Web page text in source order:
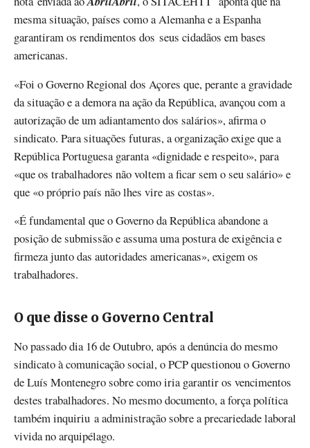
mesma situação, países como a Alemanha e a Espanha
garantiram os rendimentos dos seus cidadãos em bases
americanas.
«Foi o Governo Regional dos Açores que, perante a gravidade
da situação e a demora na ação da República, avançou com a
autorização de um adiantamento dos salários», afirma o
sindicato. Para situações futuras, a organização exige que a
República Portuguesa garanta «dignidade e respeito», para
«que os trabalhadores não voltem a ficar sem o seu salário» e
que «o próprio país não lhes vire as costas».
«É fundamental que o Governo da República abandone a
posição de submissão e assuma uma postura de exigência e
firmeza junto das autoridades americanas», exigem os
trabalhadores.
O que disse o Governo Central
No passado dia 16 de Outubro, após a denúncia do mesmo
sindicato à comunicação social, o PCP questionou o Governo
de Luís Montenegro sobre como iria garantir os vencimentos
destes trabalhadores. No mesmo documento, a força política
também inquiriu a administração sobre a precariedade laboral
vivida no arquipélago.